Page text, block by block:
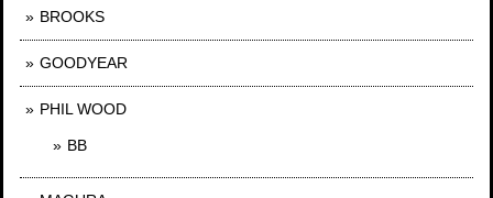
BROOKS
GOODYEAR
PHIL WOOD
BB